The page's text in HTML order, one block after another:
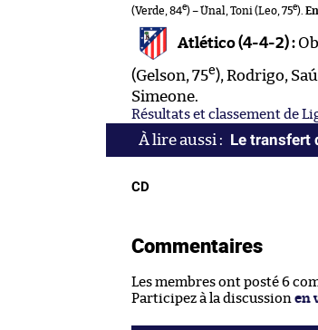
(Verde, 84e) – Ünal, Toni (Leo, 75e).
Atlético (4-4-2) :
(Gelson, 75e), Rodrigo,
Simeone.
Résultats et classement de
Le transfert
CD
Commentaires
Les membres ont posté 6
Participez à la discussion en